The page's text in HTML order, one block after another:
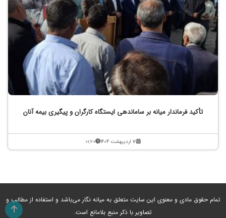
تأکید فرماندار میانه بر ساماندهی ایستگاه کارگران و پیگیری بیمه آنان
۱۲ اردیبهشت ۱۴۰۴ ۰۱:۲۰
تمام حقوق مادی و معنوی این سایت متعلق به میانه نگار می‌باشد و استفاده از مطالب و
تصاویر با ذکر منبع بلامانع است.